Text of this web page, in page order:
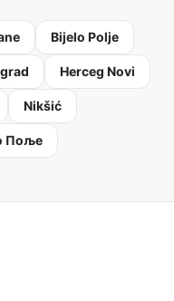
Bijelo Polje
Herceg Novi
Nikšić
Поље